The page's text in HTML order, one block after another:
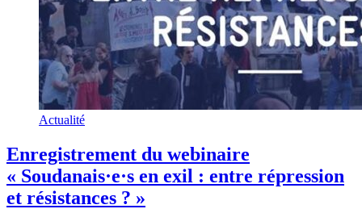
Actualité
Enregistrement du webinaire
« Soudanais·e·s en exil : entre répression
et résistances ? »